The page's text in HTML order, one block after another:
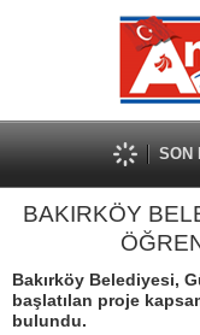
SON
BAKIRKÖY
Bakırköy Belediyesi,
başlatılan proje
bulundu.